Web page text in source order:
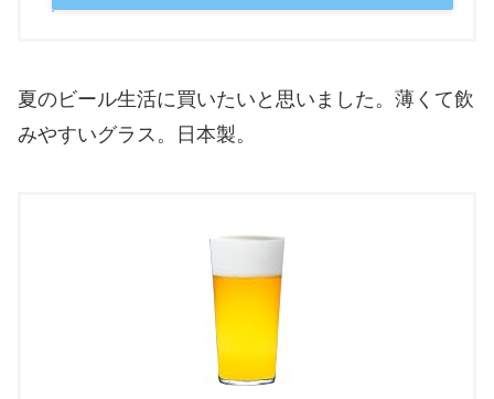
夏のビール生活に買いたいと思いました。薄くて飲
みやすいグラス。日本製。